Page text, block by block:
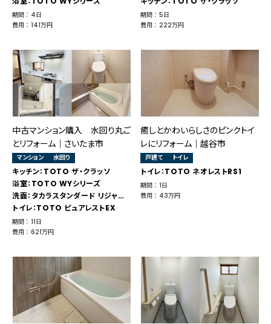
期間 ： 4日
費用 ： 141万円
期間 ： 5日
費用 ： 222万円
中古マンション購入 水回り丸ご
とリフォーム｜さいたま市
マンション 水回り
キッチン：TOTO ザ・クラッソ
浴室：TOTO WYシリーズ
洗面：タカラスタンダード リジャスト
トイレ：TOTO ピュアレストEX
期間 ： 11日
費用 ： 621万円
癒しとかわいらしさのピンクトイ
レにリフォーム｜越谷市
戸建て トイレ
トイレ：TOTO ネオレストRS1
期間 ： 1日
費用 ： 43万円